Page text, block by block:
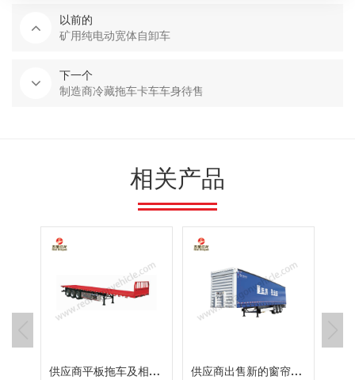
以前的
矿用纯电动宽体自卸车
下一个
制造商冷藏拖车卡车车身待售
相关产品
供应商平板拖车及相关衍生车型价格
供应商出售新的窗帘式拖车